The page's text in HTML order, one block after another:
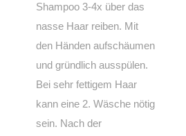
Shampoo 3-4x über das
nasse Haar reiben. Mit
den Händen aufschäumen
und gründlich ausspülen.
Bei sehr fettigem Haar
kann eine 2. Wäsche nötig
sein. Nach der